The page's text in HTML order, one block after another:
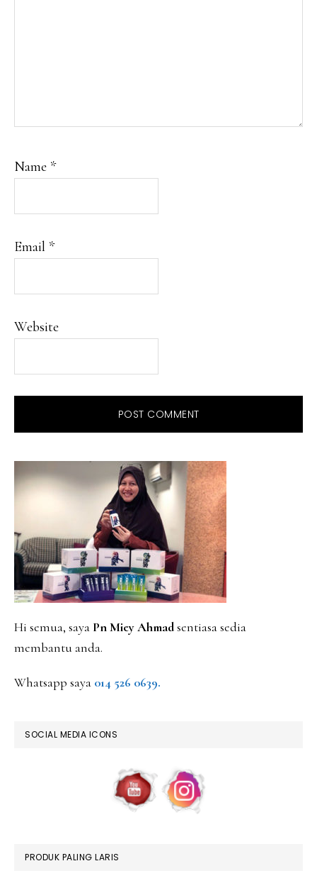
Name *
Email *
Website
PRIMARY
SIDEBAR
Hi semua, saya Pn Miey Ahmadsentiasa sedia
membantu anda.
Whatsapp saya 014 526 0639.
SOCIAL MEDIA ICONS
PRODUK PALING LARIS